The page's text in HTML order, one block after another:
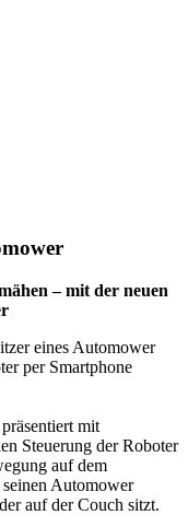
– mit der neuen
eines Automower
per Smartphone
mit
Steuerung der Roboter
auf dem
Automower
auf der Couch sitzt.